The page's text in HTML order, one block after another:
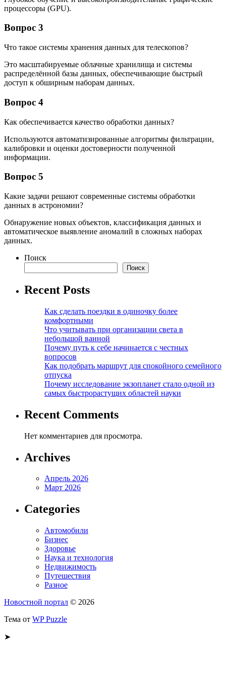
процессоры (GPU).
Вопрос 3
Что такое системы хранения данных для телескопов?
Это масштабируемые облачные хранилища и системы
распределённой базы данных, обеспечивающие быстрый
доступ к обширным наборам данных.
Вопрос 4
Как обеспечивается качество обработки данных?
Используются автоматизированные алгоритмы фильтрации,
калибровки и оценки достоверности полученной
информации.
Вопрос 5
Какие задачи решают современные системы обработки
данных в астрономии?
Обнаружение новых объектов, классификация данных и
автоматическое выявление аномалий в сложных наборах
данных.
Поиск
Поиск
Recent Posts
Как сделать поездки в одиночку более
комфортными
Что учитывать при организации света в
небольшой ванной
Почему путь к себе начинается с честных
вопросов
Как подобрать маршрут для спокойного семейного
отпуска
Почему исследование экзопланет стало одной из
самых быстрорастущих областей науки
Recent Comments
Нет комментариев для просмотра.
Archives
Апрель 2026
Март 2026
Categories
Автомобили
Бизнес
Здоровье
Наука и технология
Недвижимость
Путешествия
Разное
Новостной портал © 2026
Тема от WP Puzzle
➤